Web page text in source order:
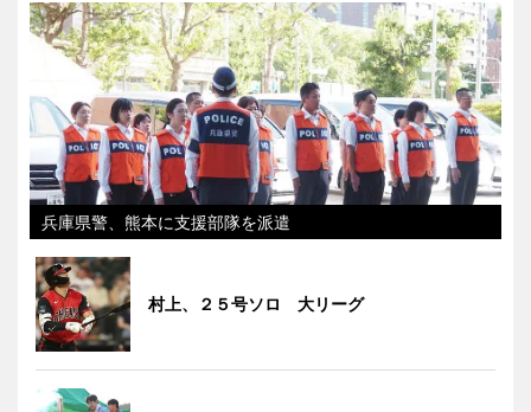
兵庫県警、熊本に支援部隊を派遣
村上、２５号ソロ 大リーグ